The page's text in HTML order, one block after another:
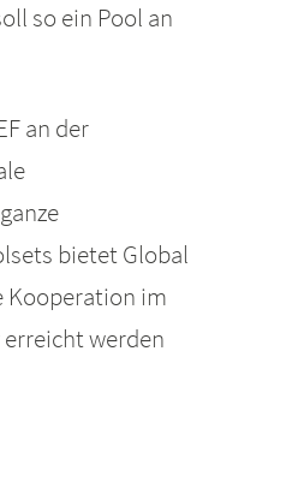
so ein Pool an
an der
bietet Global
Kooperation im
werden